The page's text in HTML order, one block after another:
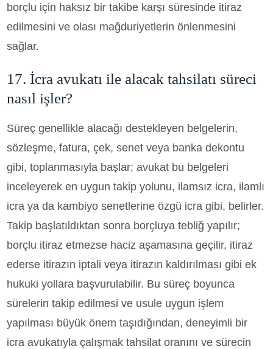
borçlu için haksız bir takibe karşı süresinde itiraz
edilmesini ve olası mağduriyetlerin önlenmesini
sağlar.
17. İcra avukatı ile alacak tahsilatı süreci
nasıl işler?
Süreç genellikle alacağı destekleyen belgelerin,
sözleşme, fatura, çek, senet veya banka dekontu
gibi, toplanmasıyla başlar; avukat bu belgeleri
inceleyerek en uygun takip yolunu, ilamsız icra, ilamlı
icra ya da kambiyo senetlerine özgü icra gibi, belirler.
Takip başlatıldıktan sonra borçluya tebliğ yapılır;
borçlu itiraz etmezse haciz aşamasına geçilir, itiraz
ederse itirazın iptali veya itirazın kaldırılması gibi ek
hukuki yollara başvurulabilir. Bu süreç boyunca
sürelerin takip edilmesi ve usule uygun işlem
yapılması büyük önem taşıdığından, deneyimli bir
icra avukatıyla çalışmak tahsilat oranını ve sürecin